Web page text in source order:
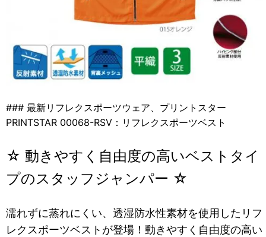
### 最新リフレクスポーツウェア、プリントスター
PRINTSTAR 00068-RSV：リフレクスポーツベスト
☆ 動きやすく自由度の高いベストタイ
プのスタッフジャンパー ☆
濡れずに蒸れにくい、透湿防水性素材を使用したリフ
レクスポーツベストが登場！動きやすく自由度の高い